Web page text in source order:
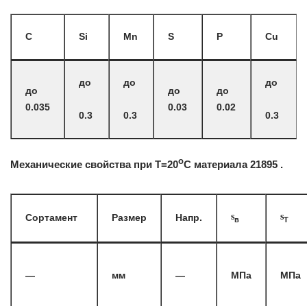
C Si Mn S P Cu
до
0.035
до
0.3
до
0.3
до
0.03
до
0.02
до
0.3
Механические свойства при Т=20oС материала 21895 .
Сортамент Размер Напр. sв sT
— мм — МПа МПа